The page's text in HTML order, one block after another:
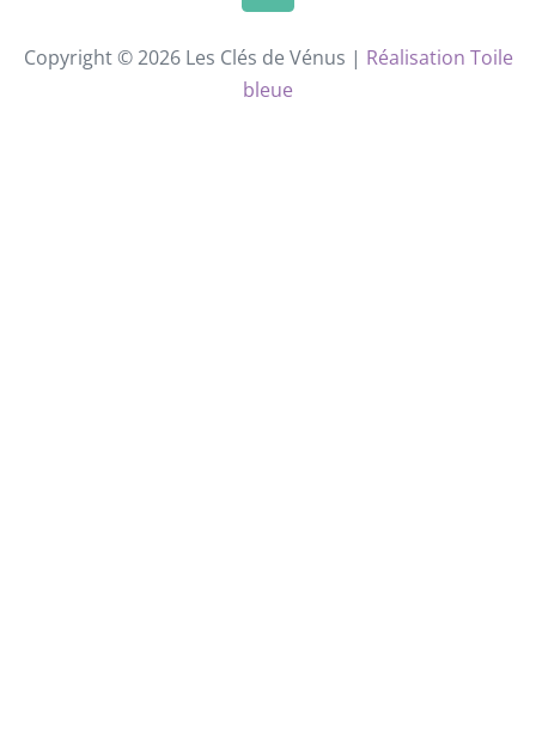
Copyright © 2026 Les Clés de Vénus | Réalisation Toile
bleue